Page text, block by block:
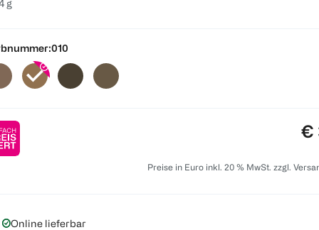
g
010
€
Preise in Euro inkl. 20 % MwSt. zzgl.
Online lieferbar